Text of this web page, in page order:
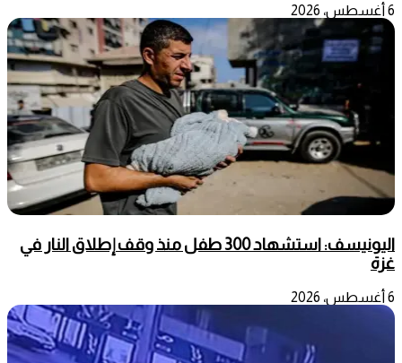
6 أغسطس، 2026
اليونيسف: استشهاد 300 طفل منذ وقف إطلاق النار في
غزة
6 أغسطس، 2026